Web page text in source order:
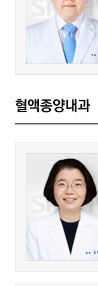
혈액종양내과